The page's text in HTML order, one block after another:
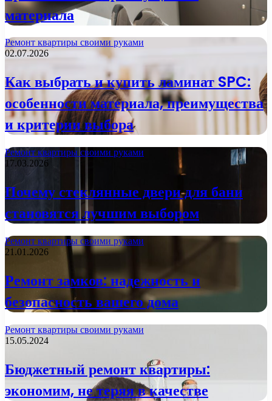
материала
Ремонт квартиры своими руками
02.07.2026
Как выбрать и купить ламинат SPC:
особенности материала, преимущества
и критерии выбора
Ремонт квартиры своими руками
17.03.2026
Почему стеклянные двери для бани
становятся лучшим выбором
Ремонт квартиры своими руками
21.01.2026
Ремонт замков: надежность и
безопасность вашего дома
Ремонт квартиры своими руками
15.05.2024
Бюджетный ремонт квартиры:
экономим, не теряя в качестве